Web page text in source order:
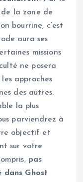
de la zone de
bourrine, c’est
aura ses
missions
ne posera
approches
des autres.
la plus
parviendrez à
objectif et
sur votre
pas
dans Ghost